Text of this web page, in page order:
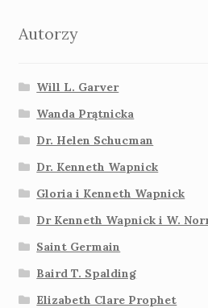
Autorzy
Will L. Garver
Wanda Prątnicka
Dr. Helen Schucman
Dr. Kenneth Wapnick
Gloria i Kenneth Wapnick
Dr Kenneth Wapnick i W.
Saint Germain
Baird T. Spalding
Elizabeth Clare Prophet